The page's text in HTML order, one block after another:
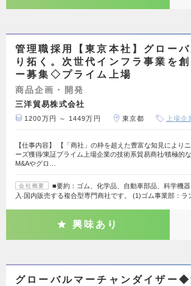
管理職採用【東京本社】グローバ
り拓く。次世代インフラ事業を
ー募集◇プライム上場
商品企画・開発
三洋貿易株式会社
1200万円 ～ 1449万円 東京都 上場企
【仕事内容】 【「商社」の枠を超えた豊富な知見によりニ
ーズ獲得∕東証プライム上場企業の技術系貿易商社∕積極的な
M&Aやグロ…
会社概要
■要約：ゴム、化学品、⾃動⾞部品、科学機
⼊‧国内販売する複合型専⾨商社です。 (1)ゴム事業部：ラ
興味あり
グローバルマーチャンダイザー◆